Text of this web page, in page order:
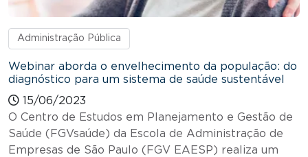
Administração Pública
Webinar aborda o envelhecimento da população: do
diagnóstico para um sistema de saúde sustentável
15/06/2023
O Centro de Estudos em Planejamento e Gestão de
Saúde (FGVsaúde) da Escola de Administração de
Empresas de São Paulo (FGV EAESP) realiza um